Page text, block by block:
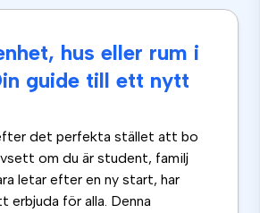
hus eller rum i
guide till ett nytt
det perfekta stället att bo
om du är student, familj
letar efter en ny start, har
erbjuda för alla. Denna